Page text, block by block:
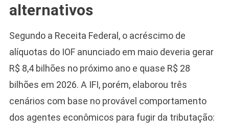
alternativos
Segundo a Receita Federal, o acréscimo de
alíquotas do IOF anunciado em maio deveria gerar
R$ 8,4 bilhões no próximo ano e quase R$ 28
bilhões em 2026. A IFI, porém, elaborou três
cenários com base no provável comportamento
dos agentes econômicos para fugir da tributação: